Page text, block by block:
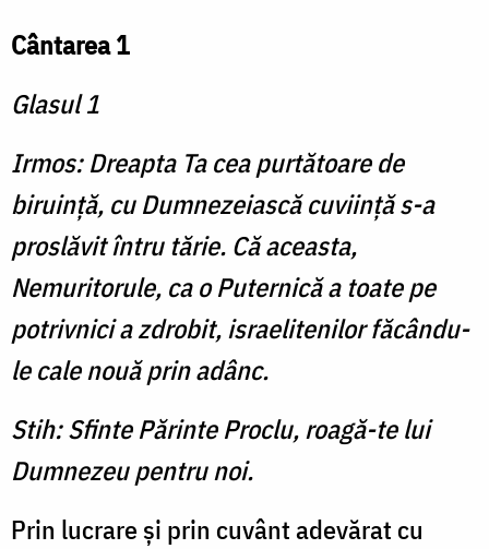
Cântarea 1
Glasul 1
Irmos: Dreapta Ta cea purtătoare de
biruinţă, cu Dumnezeiască cuviinţă s-a
proslăvit întru tărie. Că aceasta,
Nemuritorule, ca o Puternică a toate pe
potrivnici a zdrobit, israelitenilor făcându-
le cale nouă prin adânc.
Stih: Sfinte Părinte Proclu, roagă-te lui
Dumnezeu pentru noi.
Prin lucrare şi prin cuvânt adevărat cu